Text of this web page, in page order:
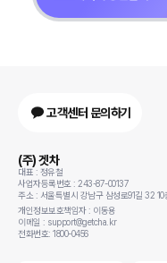
고객센터 문의하기
(주) 겟차
대표 : 정유철
사업자등록번호 : 243-87-00137
주소 : 서울특별시 강남구 삼성로91길 32 10
개인정보보호책임자 : 이동용
이메일 : support@getcha.kr
전화번호: 1800-0456